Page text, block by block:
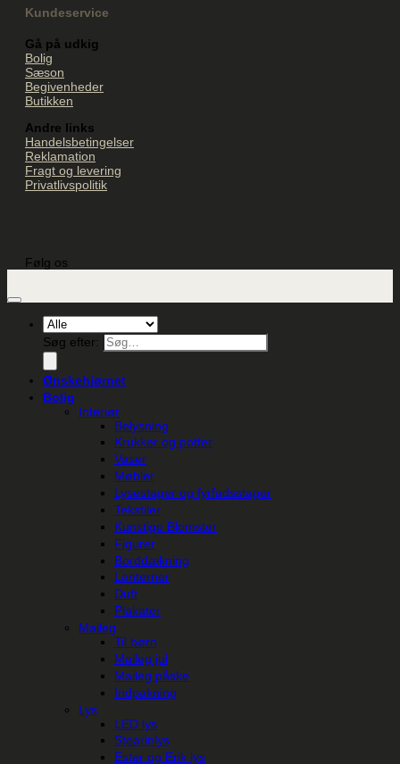
Kundeservice
Gå på udkig
Bolig
Sæson
Begivenheder
Butikken
Andre links
Handelsbetingelser
Reklamation
Fragt og levering
Privatlivspolitik
Følg os
Søg efter:
Ønskehjørnet
Bolig
Interiør
Belysning
Krukker og potter
Vaser
Møbler
Lysestager og fyrfadsstager
Tekstiler
Kunstige Blomster
Figurer
Borddækning
Lanterner
Duft
Plakater
Maileg
Til børn
Maileg jul
Maileg påske
Indpakning
Lys
LED lys
Stearinlys
Ester og Erik lys